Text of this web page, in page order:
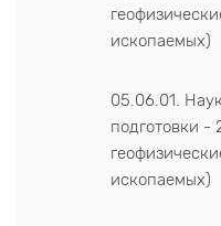
ископаемых)
05.06.01.
подготовки -
ископаемых)